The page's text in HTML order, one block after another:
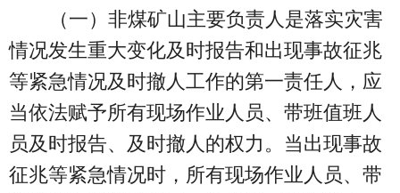
（一）非煤矿山主要负责人是落实灾害
情况发生重大变化及时报告和出现事故征兆
等紧急情况及时撤人工作的第一责任人，应
当依法赋予所有现场作业人员、带班值班人
员及时报告、及时撤人的权力。当出现事故
征兆等紧急情况时，所有现场作业人员、带